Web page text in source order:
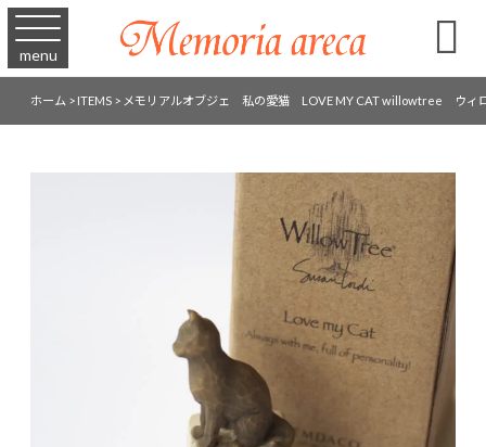
menu 
ホーム>ITEMS>メモリアルオブジェ 私の愛猫 LOVE MY CAT willowtree ウィ